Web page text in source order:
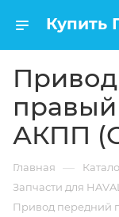
правый
АКПП
Главная —
Запчасти для
Привод передний